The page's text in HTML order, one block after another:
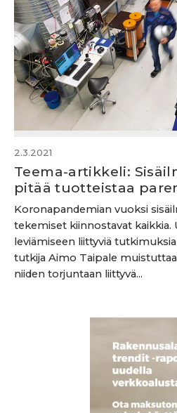
2.3.2021
Teema-artikkeli:
pitää tuotteistaa
Koronapandemian vuoksi
tekemiset kiinnostavat kaikkia. Useita virusten
leviämiseen liittyviä
tutkija Aimo Taipale
niiden torjuntaan liittyvä...